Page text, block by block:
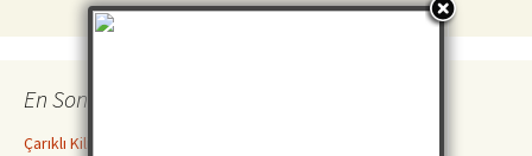
En Son İncelemeler
Çarıklı Kilise ( Göreme Açık Hava Müzesi )